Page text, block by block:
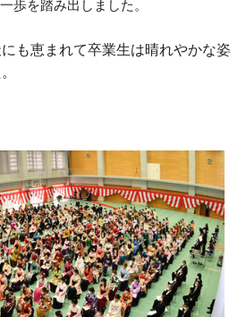
歩を踏み出しました。
も恵まれて卒業生は晴れやかな姿